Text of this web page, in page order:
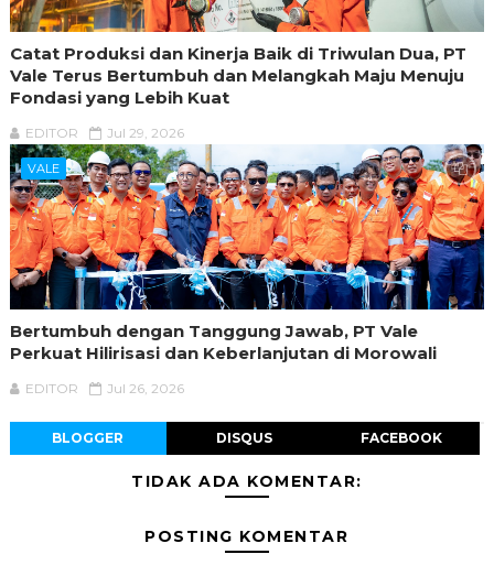
Catat Produksi dan Kinerja Baik di Triwulan Dua, PT
Vale Terus Bertumbuh dan Melangkah Maju Menuju
Fondasi yang Lebih Kuat
EDITOR Jul 29, 2026
VALE
Bertumbuh dengan Tanggung Jawab, PT Vale
Perkuat Hilirisasi dan Keberlanjutan di Morowali
EDITOR Jul 26, 2026
BLOGGER DISQUS FACEBOOK
TIDAK ADA KOMENTAR:
POSTING KOMENTAR